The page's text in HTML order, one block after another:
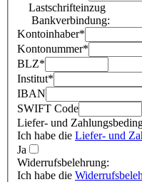
Lastschrifteinzug
Bankverbindung:
Kontoinhaber*
Kontonummer*
BLZ*
Institut*
IBAN
SWIFT Code
Liefer- und
Ich habe die Liefer- und
Ja
Widerrufsbelehrung:
Ich habe die